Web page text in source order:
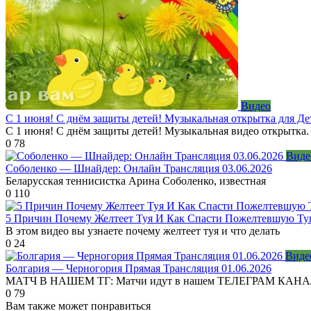
Видео
С 1 июня! С днём защиты детей! Музыкальная открытка для
С 1 июня! С днём защиты детей! Музыкальная видео открытка.
0 78
Соболенко — Шнайдер: Онлайн Трансляция 03.06.2026
Беларусская теннисистка Арина Соболенко, известная
0 110
5 Причин Почему Желтеет Туя И Как Спасти Пожелтевшую
В этом видео вы узнаете почему желтеет туя и что делать
0 24
Болгария — Черногория Прямая Трансляция 01.06.2026
МАТЧ В НАШЕМ ТГ: Матчи идут в нашем ТЕЛЕГРАМ
0 79
Вам также может понравиться